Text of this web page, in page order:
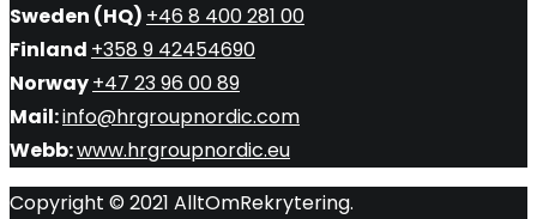
Sweden (HQ) +46 8 400 281 00
Finland +358 9 42454690
Norway+47 23 96 00 89
Mail:info@hrgroupnordic.com
Webb:www.hrgroupnordic.eu
Copyright © 2021 AlltOmRekrytering.